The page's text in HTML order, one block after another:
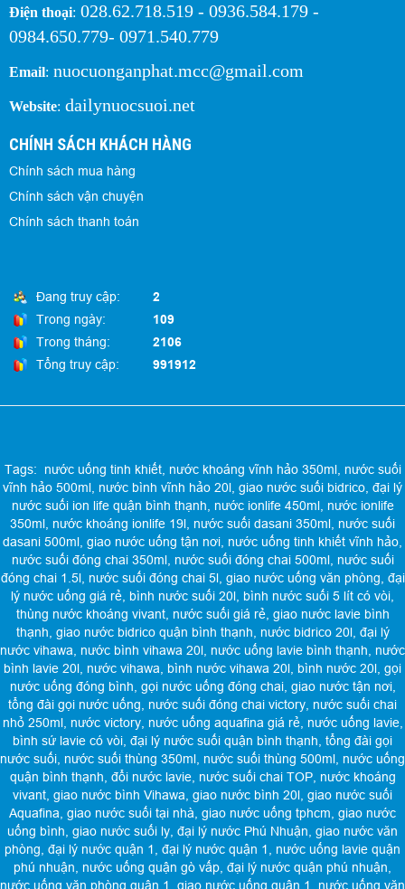
Điện thoại: 028.62.718.519 - 0936.584.179 -
0984.650.779- 0971.540.779
Email: nuocuonganphat.mcc@gmail.com
Website: dailynuocsuoi.net
CHÍNH SÁCH KHÁCH HÀNG
Chính sách mua hàng
Chính sách vận chuyện
Chính sách thanh toán
Đang truy cập:
2
Trong ngày:
109
Trong tháng:
2106
Tổng truy cập:
991912
Tags: nước uống tinh khiết, nước khoáng vĩnh hảo 350ml, nước suối
vĩnh hảo 500ml, nước bình vĩnh hảo 20l, giao nước suối bidrico, đại lý
nước suối ion life quận bình thạnh, nước ionlife 450ml, nước ionlife
350ml, nước khoáng ionlife 19l, nước suối dasani 350ml, nước suối
dasani 500ml, giao nước uống tận nơi, nước uống tinh khiết vĩnh hảo,
nước suối đóng chai 350ml, nước suối đóng chai 500ml, nước suối
đóng chai 1.5l, nước suối đóng chai 5l, giao nước uống văn phòng, đại
lý nước uống giá rẻ, bình nước suối 20l, bình nước suối 5 lít có vòi,
thùng nước khoáng vivant, nước suối giá rẻ, giao nước lavie bình
thạnh, giao nước bidrico quận bình thạnh, nước bidrico 20l, đại lý
nước vihawa, nước bình vihawa 20l, nước uống lavie bình thạnh, nước
bình lavie 20l, nước vihawa, bình nước vihawa 20l, bình nước 20l, gọi
nước uống đóng bình, gọi nước uống đóng chai, giao nước tận nơi,
tổng đài gọi nước uống, nước suối đóng chai victory, nước suối chai
nhỏ 250ml, nước victory, nước uống aquafina giá rẻ, nước uống lavie,
bình sứ lavie có vòi, đại lý nước suối quận bình thạnh, tổng đài gọi
nước suối, nước suối thùng 350ml, nước suối thùng 500ml, nước uống
quận bình thạnh, đổi nước lavie, nước suối chai TOP, nước khoáng
vivant, giao nước bình Vihawa, giao nước bình 20l, giao nước suối
Aquafina, giao nước suối tại nhà, giao nước uống tphcm, giao nước
uống bình, giao nước suối ly, đại lý nước Phú Nhuận, giao nước văn
phòng, đại lý nước quận 1, đại lý nước quận 1, nước uống lavie quận
phú nhuận, nước uống quận gò vấp, đại lý nước quận phú nhuận,
nước uống văn phòng quận 1
giao nước uống quận 1 nước uống văn